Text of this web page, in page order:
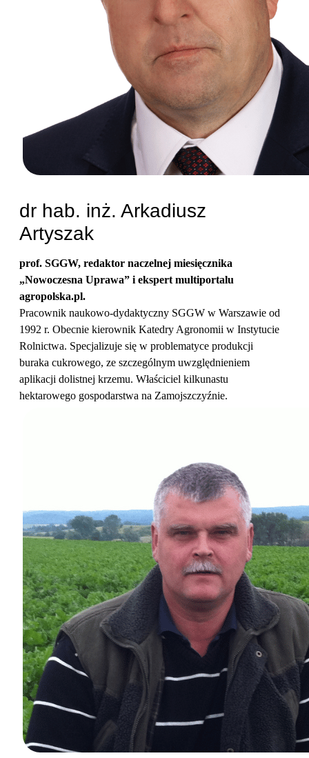
dr hab. inż. Arkadiusz
Artyszak
prof. SGGW, redaktor naczelnej miesięcznika
„Nowoczesna Uprawa” i ekspert multiportalu
agropolska.pl.
Pracownik naukowo-dydaktyczny SGGW w Warszawie od
1992 r. Obecnie kierownik Katedry Agronomii w Instytucie
Rolnictwa. Specjalizuje się w problematyce produkcji
buraka cukrowego, ze szczególnym uwzględnieniem
aplikacji dolistnej krzemu. Właściciel kilkunastu
hektarowego gospodarstwa na Zamojszczyźnie.